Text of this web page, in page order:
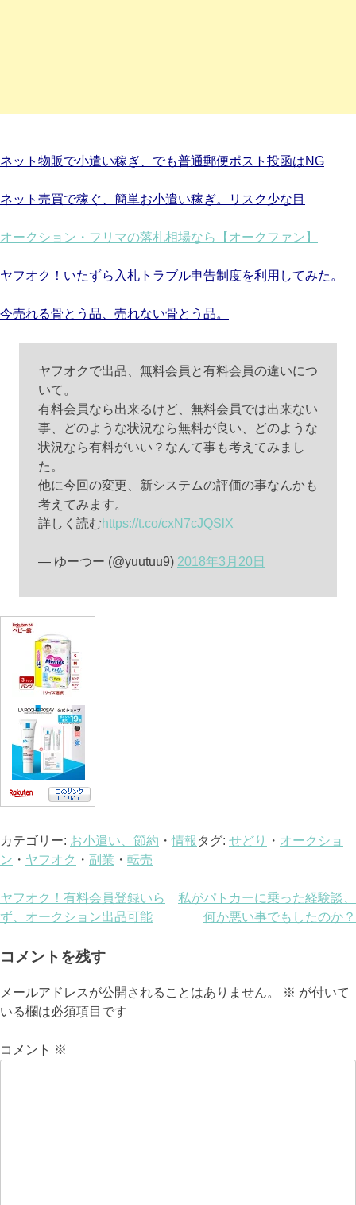
ネット物販で小遣い稼ぎ、でも普通郵便ポスト投函はNG
ネット売買で稼ぐ、簡単お小遣い稼ぎ。リスク少な目
オークション・フリマの落札相場なら【オークファン】
ヤフオク！いたずら入札トラブル申告制度を利用してみた。
今売れる骨とう品、売れない骨とう品。
ヤフオクで出品、無料会員と有料会員の違いにつ
いて。
有料会員なら出来るけど、無料会員では出来ない
事、どのような状況なら無料が良い、どのような
状況なら有料がいい？なんて事も考えてみまし
た。
他に今回の変更、新システムの評価の事なんかも
考えてみます。
詳しく読むhttps://t.co/cxN7cJQSlX
— ゆーつー (@yuutuu9) 2018年3月20日
カテゴリー: お小遣い、節約 ・情報 タグ: せどり ・ オークショ
ン ・ ヤフオク ・ 副業 ・ 転売
投
稿
ナ
ビ
ゲ
ー
ヤフオク！有料会員登録いら
ず、オークション出品可能
私がパトカーに乗った経験談、
何か悪い事でもしたのか？
コメントを残す
メールアドレスが公開されることはありません。 ※ が付いて
いる欄は必須項目です
コメント ※